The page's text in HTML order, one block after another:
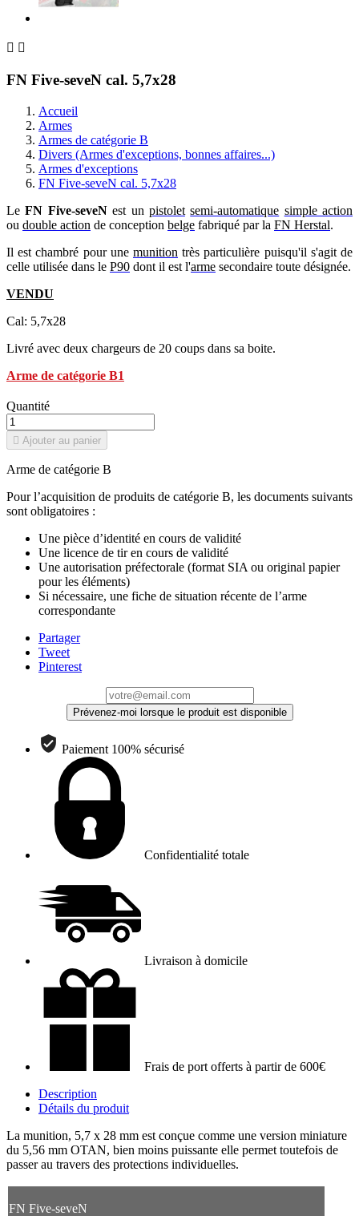
 
FN Five-seveN cal. 5,7x28
Accueil
Armes
Armes de catégorie B
Divers (Armes d'exceptions, bonnes affaires...)
Armes d'exceptions
FN Five-seveN cal. 5,7x28
LeFN Five-seveNest un pistolet semi-automatique simple action
ou double action de conception belge fabriqué par la FN Herstal.
Il est chambré pour une munition très particulière puisqu'il s'agit de
celle utilisée dans le P90 dont il est l'arme secondaire toute désignée.
VENDU
Cal: 5,7x28
Livré avec deux chargeurs de 20 coups dans sa boite.
Arme de catégorie B1
Quantité
 Ajouter au panier
Arme de catégorie B
Pour l’acquisition de produits de catégorie B, les documents suivants
sont obligatoires :
Une pièce d’identité en cours de validité
Une licence de tir en cours de validité
Une autorisation préfectorale (format SIA ou original papier
pour les éléments)
Si nécessaire, une fiche de situation récente de l’arme
correspondante
Partager
Tweet
Pinterest
Prévenez-moi lorsque le produit est disponible
Paiement 100% sécurisé
Confidentialité totale
Livraison à domicile
Frais de port offerts à partir de 600€
Description
Détails du produit
La munition, 5,7 x 28 mm est conçue comme une version miniature
du 5,56 mm OTAN, bien moins puissante elle permet toutefois de
passer au travers des protections individuelles.
FN Five-seveN